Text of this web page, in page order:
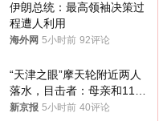
伊朗总统：最高领袖决策过
程遭人利用
海外网 5小时前 92评论
“天津之眼”摩天轮附近两人
落水，目击者：母亲和11岁
儿子先后被打捞上岸
新京报 5小时前 40评论